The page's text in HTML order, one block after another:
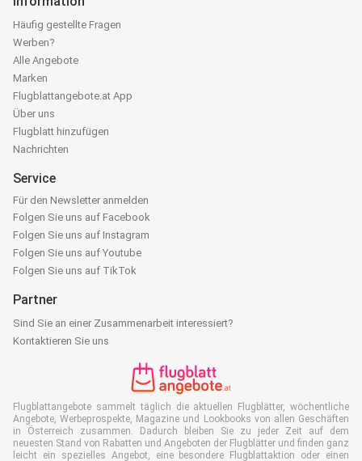
Häufig gestellte Fragen
Werben?
Alle Angebote
Marken
Flugblattangebote.at App
Über uns
Flugblatt hinzufügen
Nachrichten
Service
Für den Newsletter anmelden
Folgen Sie uns auf Facebook
Folgen Sie uns auf Instagram
Folgen Sie uns auf Youtube
Folgen Sie uns auf TikTok
Partner
Sind Sie an einer Zusammenarbeit interessiert?
Kontaktieren Sie uns
Flugblattangebote sammelt täglich die aktuellen Flugblätter, wöchentliche
Angebote, Werbeprospekte, Magazine und Lookbooks von allen Geschäften
in Österreich zusammen. Dadurch bleiben Sie zu jeder Zeit auf dem
neuesten Stand von Rabatten und Angeboten der Flugblätter und finden ganz
leicht ein spezielles Angebot, eine besondere Flugblattaktion oder einen